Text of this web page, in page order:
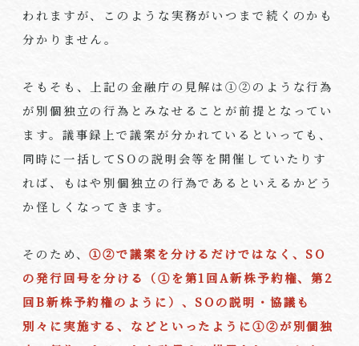
われますが、このような実務がいつまで続くのかも
分かりません。
そもそも、上記の金融庁の見解は①②のような行為
が別個独立の行為とみなせることが前提となってい
ます。議事録上で議案が分かれているといっても、
同時に一括して SOの説明会等を開催していたりす
れば、もはや別個独立の行為であるといえるかどう
か怪しくなってきます。
そのため、①②で議案を分けるだけではなく、SO
の発行回号を分ける（①を第1回A新株予約権、第2
回B新株予約権のように）、SOの説明・協議も
別々に実施する、などといったように①②が別個独